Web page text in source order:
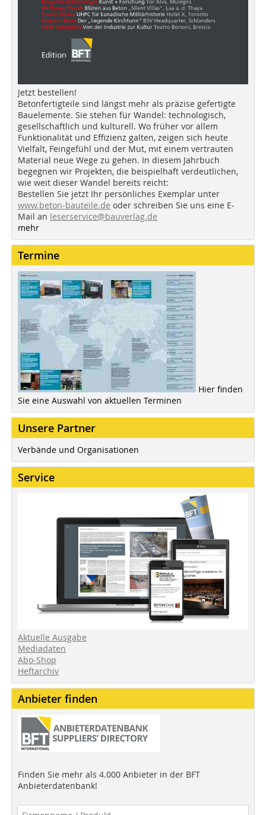
Jetzt bestellen!
Betonfertigteile sind längst mehr als präzise gefertigte
Bauelemente. Sie stehen für Wandel: technologisch,
gesellschaftlich und kulturell. Wo früher vor allem
Funktionalität und Effizienz galten, zeigen sich heute
Vielfalt, Feingefühl und der Mut, mit einem vertrauten
Material neue Wege zu gehen. In diesem Jahrbuch
begegnen wir Projekten, die beispielhaft verdeutlichen,
wie weit dieser Wandel bereits reicht:
Bestellen Sie jetzt Ihr persönliches Exemplar unter
www.beton-bauteile.de oder schreiben Sie uns eine E-
Mail an leserservice@bauverlag.de
mehr
Termine
Hier finden
Sie eine Auswahl von aktuellen Terminen
Unsere Partner
Verbände und Organisationen
Service
Aktuelle Ausgabe
Mediadaten
Abo-Shop
Heftarchiv
Anbieter finden
Finden Sie mehr als 4.000 Anbieter in der BFT
Anbieterdatenbank!